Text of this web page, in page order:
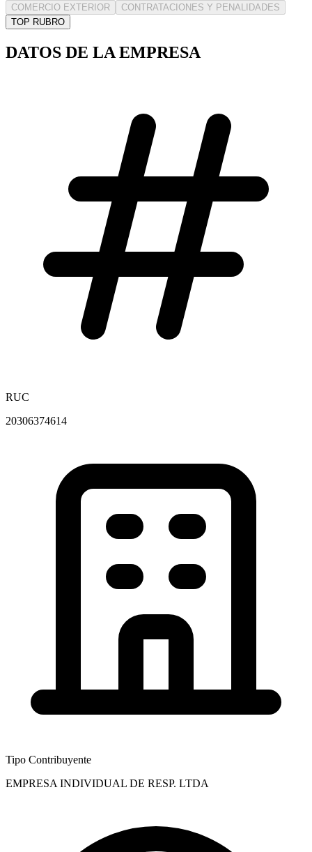
COMERCIO EXTERIOR
CONTRATACIONES Y PENALIDADES
TOP RUBRO
DATOS DE LA EMPRESA
RUC
20306374614
Tipo Contribuyente
EMPRESA INDIVIDUAL DE RESP. LTDA